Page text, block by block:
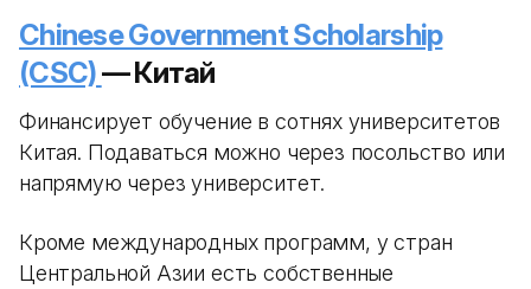
Chinese Government Scholarship
(CSC)— Китай
Финансирует обучение в сотнях университетов
Китая. Подаваться можно через посольство или
напрямую через университет.
Кроме международных программ, у стран
Центральной Азии есть собственные